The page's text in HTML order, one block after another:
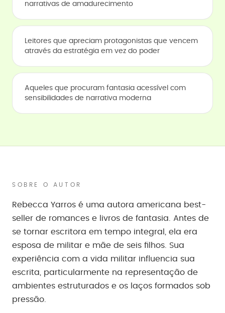
narrativas de amadurecimento
Leitores que apreciam protagonistas que vencem
através da estratégia em vez do poder
Aqueles que procuram fantasia acessível com
sensibilidades de narrativa moderna
SOBRE O AUTOR
Rebecca Yarros é uma autora americana best-
seller de romances e livros de fantasia. Antes de
se tornar escritora em tempo integral, ela era
esposa de militar e mãe de seis filhos. Sua
experiência com a vida militar influencia sua
escrita, particularmente na representação de
ambientes estruturados e os laços formados sob
pressão.